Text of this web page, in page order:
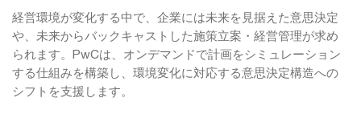
経営環境が変化する中で、企業には未来を見据えた意思決定
や、未来からバックキャストした施策立案・経営管理が求め
られます。PwCは、オンデマンドで計画をシミュレーション
する仕組みを構築し、環境変化に対応する意思決定構造への
シフトを支援します。